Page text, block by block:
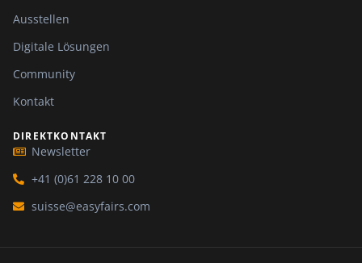
Ausstellen
Digitale Lösungen
Community
Kontakt
DIREKTKONTAKT
Newsletter
+41 (0)61 228 10 00
suisse@easyfairs.com